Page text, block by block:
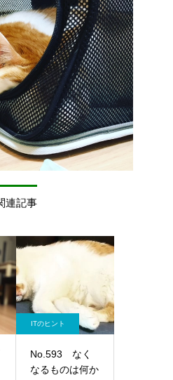
連記事
ITのヒント
No.593 なく
なるものは何か